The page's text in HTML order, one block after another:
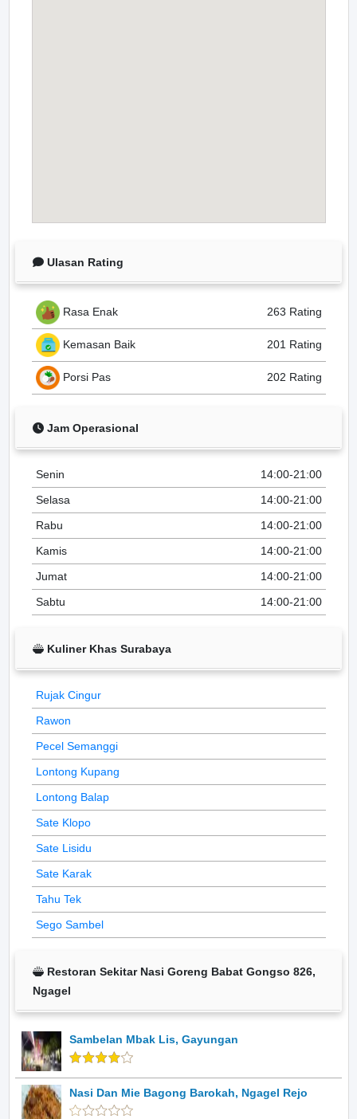
Ulasan Rating
Rasa Enak 263 Rating
Kemasan Baik 201 Rating
Porsi Pas 202 Rating
Jam Operasional
Senin
14:00-21:00
Selasa
14:00-21:00
Rabu
14:00-21:00
Kamis
14:00-21:00
Jumat
14:00-21:00
Sabtu
14:00-21:00
Kuliner Khas Surabaya
Rujak Cingur
Rawon
Pecel Semanggi
Lontong Kupang
Lontong Balap
Sate Klopo
Sate Lisidu
Sate Karak
Tahu Tek
Sego Sambel
Restoran Sekitar Nasi Goreng Babat Gongso 826,
Ngagel
Sambelan Mbak Lis, Gayungan
Nasi Dan Mie Bagong Barokah, Ngagel Rejo